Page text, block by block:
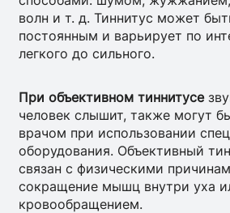
волн и т. д. Тиннитус может
постоянным и варьирует по
легкого до сильного.
При объективном тиннитусе
человек слышит, также могут
врачом при использовании
оборудования. Объективный
связан с физическими
сокращение мышц внутри уха
кровообращением.